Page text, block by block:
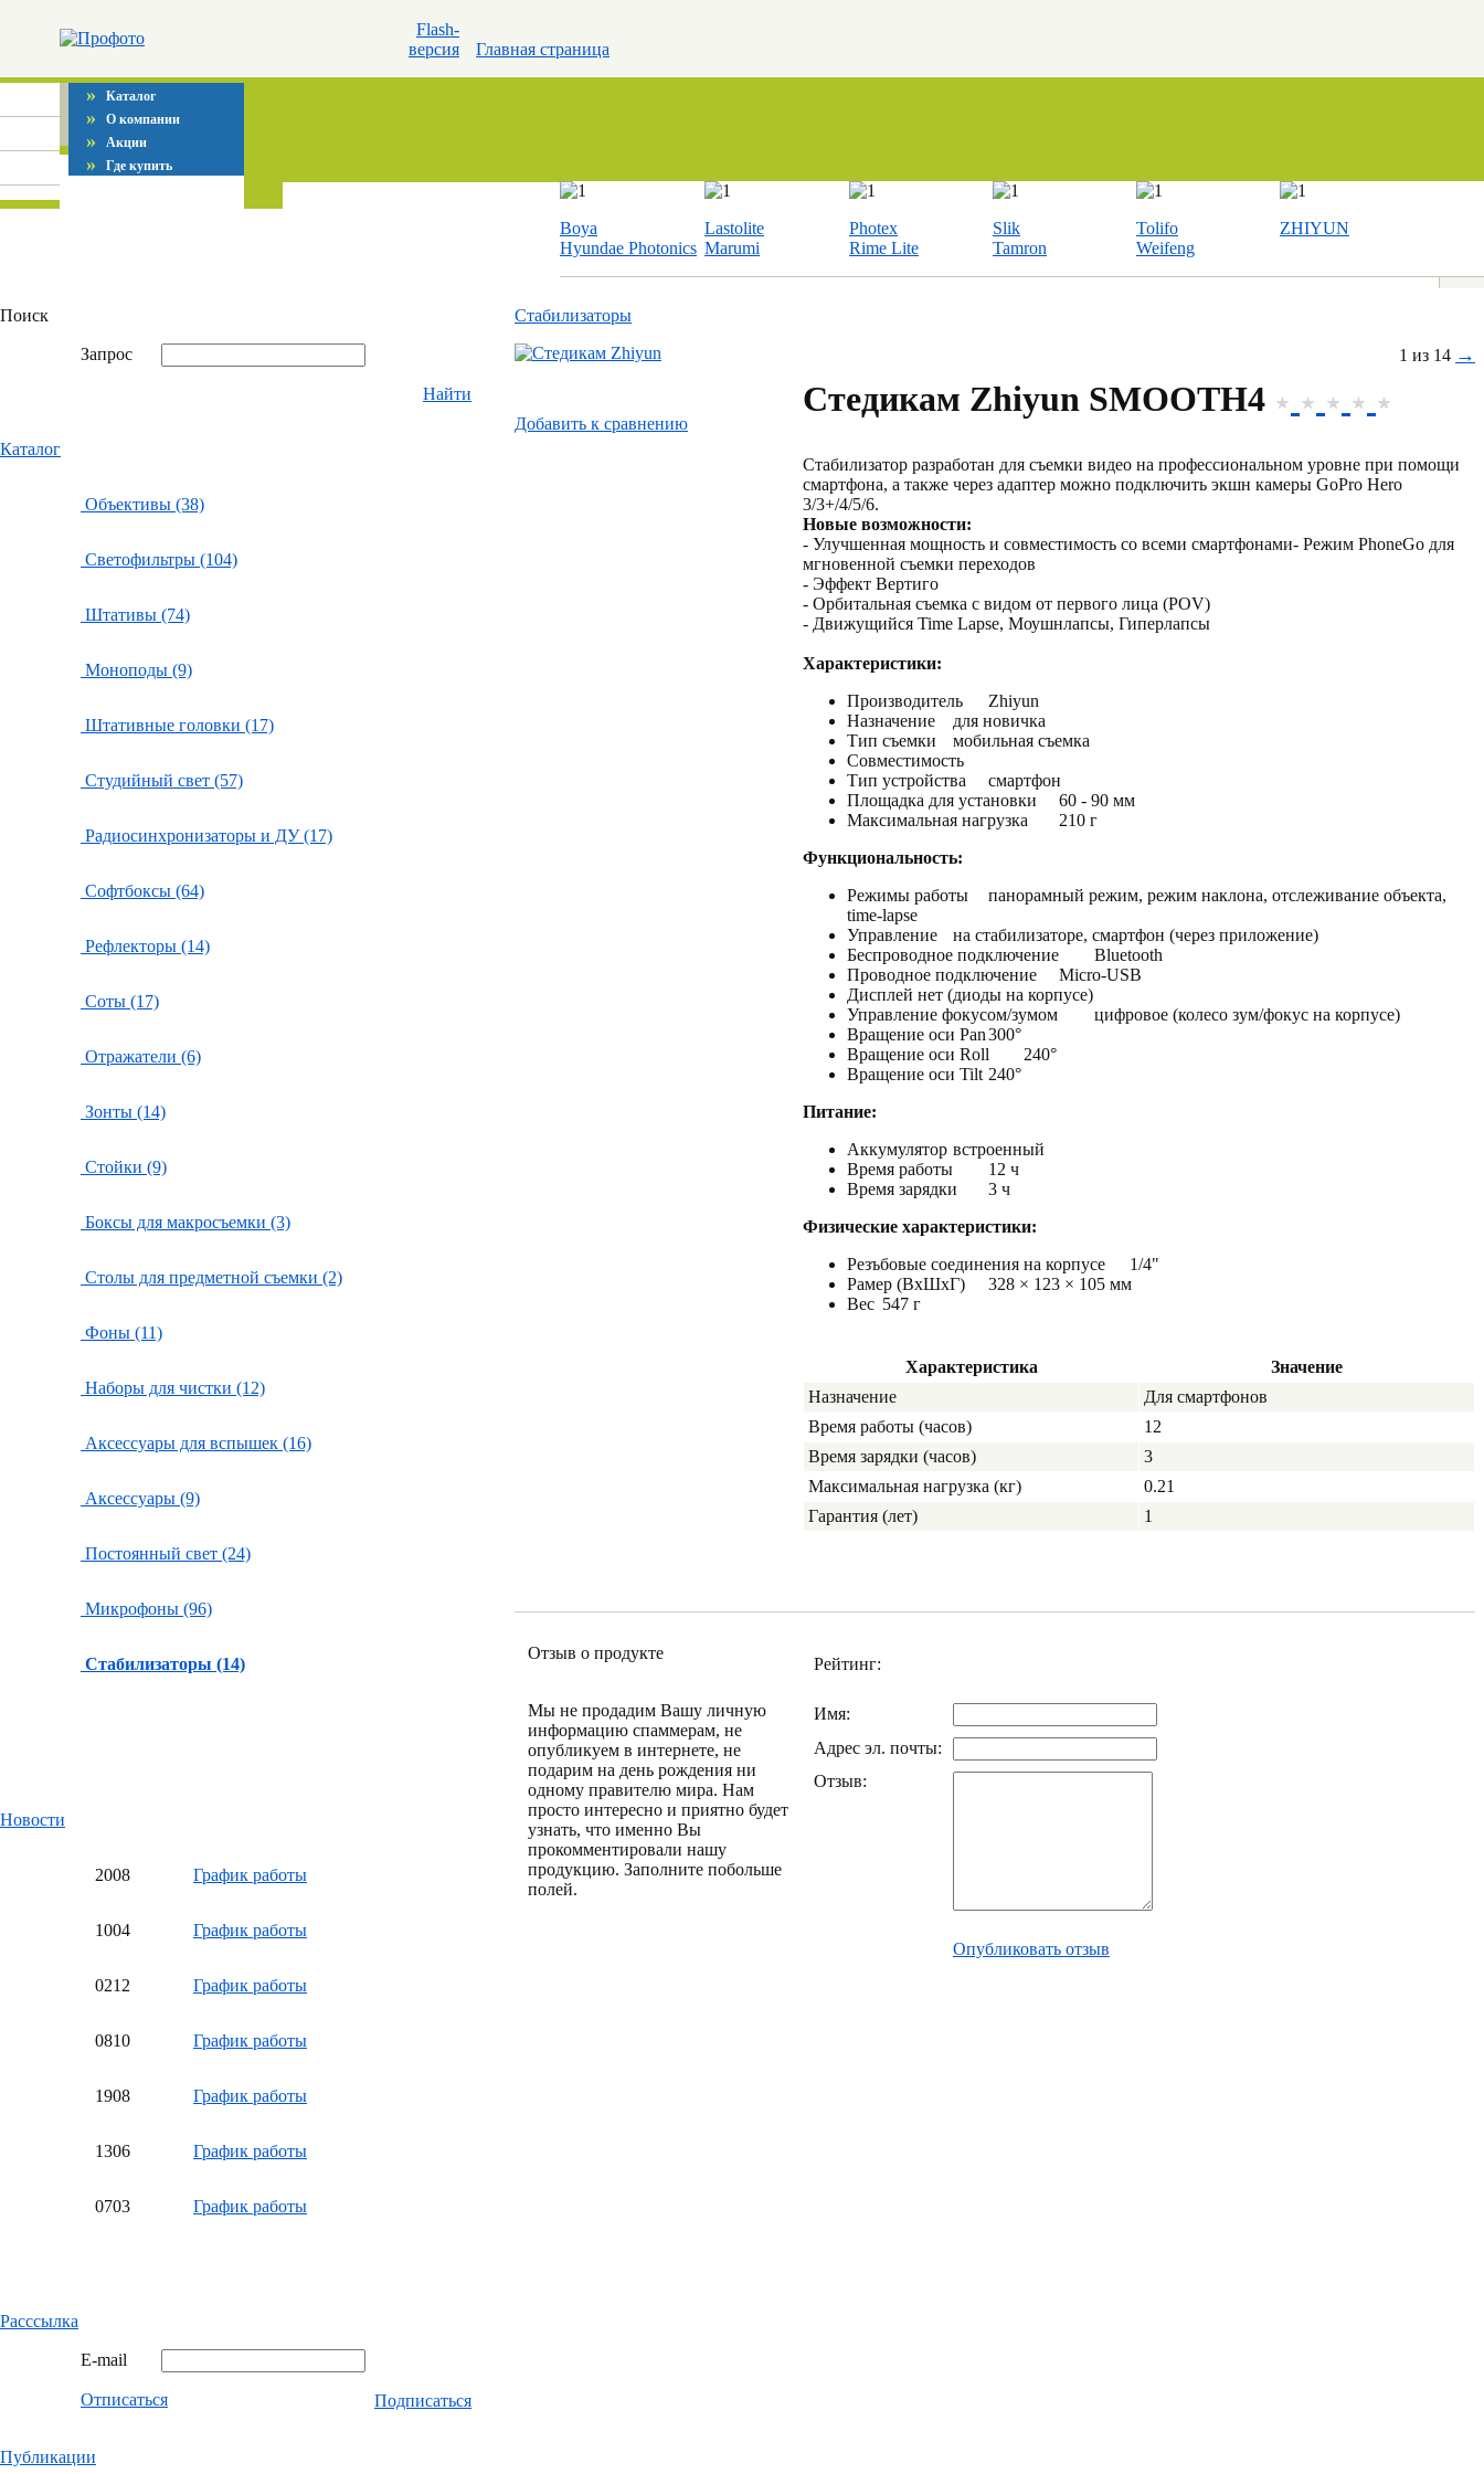
Flash-
версия
Главная страница
» Каталог
» О компании
» Акции
» Где купить
Boya
Hyundae Photonics
Lastolite
Marumi
Photex
Rime Lite
Slik
Tamron
Tolifo
Weifeng
ZHIYUN
Поиск
Запрос
Найти
Каталог
Объективы (38)
Светофильтры (104)
Штативы (74)
Моноподы (9)
Штативные головки (17)
Студийный свет (57)
Радиосинхронизаторы и ДУ (17)
Софтбоксы (64)
Рефлекторы (14)
Соты (17)
Отражатели (6)
Зонты (14)
Стойки (9)
Боксы для макросъемки (3)
Столы для предметной съемки (2)
Фоны (11)
Наборы для чистки (12)
Аксессуары для вспышек (16)
Аксессуары (9)
Постоянный свет (24)
Микрофоны (96)
Стабилизаторы (14)
Новости
2008 График работы
1004 График работы
0212 График работы
0810 График работы
1908 График работы
1306 График работы
0703 График работы
Расссылка
E-mail
Отписаться Подписаться
Публикации
Стабилизаторы
Добавить к cравнению
1 из 14 →
Стедикам Zhiyun SMOOTH4
Стабилизатор разработан для съемки видео на профессиональном уровне при помощи
смартфона, а также через адаптер можно подключить экшн камеры GoPro Hero
3/3+/4/5/6.
Новые возможности:
- Улучшенная мощность и совместимость со всеми смартфонами- Режим PhoneGo для
мгновенной съемки переходов
- Эффект Вертиго
- Орбитальная съемка с видом от первого лица (POV)
- Движущийся Time Lapse, Моушнлапсы, Гиперлапсы
Характеристики:
Производитель
Zhiyun
Назначение
для новичка
Тип съемки
мобильная съемка
Совместимость
Тип устройства
смартфон
Площадка для установки
60 - 90 мм
Максимальная нагрузка
210 г
Функциональность:
Режимы работы
панорамный режим, режим наклона, отслеживание объекта,
time-lapse
Управление
на стабилизаторе, смартфон (через приложение)
Беспроводное подключение
Bluetooth
Проводное подключение
Micro-USB
Дисплей нет (диоды на корпусе)
Управление фокусом/зумом
цифровое (колесо зум/фокус на корпусе)
Вращение оси Pan300°
Вращение оси Roll
240°
Вращение оси Tilt 240°
Питание:
Аккумулятор встроенный
Время работы
12 ч
Время зарядки
3 ч
Физические характеристики:
Резъбовые соединения на корпусе
1/4"
Рамер (ВхШхГ)
328 × 123 × 105 мм
Вес 547 г
Характеристика
Значение
Назначение
Для смартфонов
Время работы (часов)
12
Время зарядки (часов)
3
Максимальная нагрузка (кг)
0.21
Гарантия (лет)
1
Отзыв о продукте
Мы не продадим Вашу личную
информацию спаммерам, не
опубликуем в интернете, не
подарим на день рождения ни
одному правителю мира. Нам
просто интересно и приятно будет
узнать, что именно Вы
прокомментировали нашу
продукцию. Заполните побольше
полей.
Рейтинг:
Имя:
Адрес эл. почты:
Отзыв:
Опубликовать отзыв